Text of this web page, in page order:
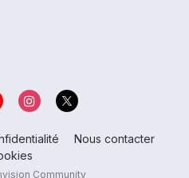
Nous contacter
Community